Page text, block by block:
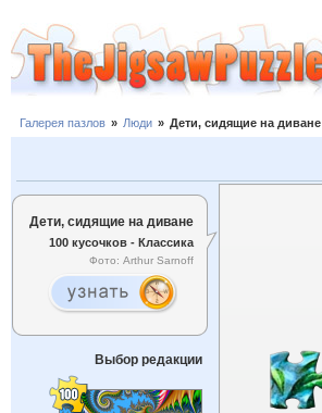
Галерея пазлов » Люди » Дети, сидящие на диване
Дети, сидящие на диване
100 кусочков - Классика
Фото: Arthur Sarnoff
Выбор редакции